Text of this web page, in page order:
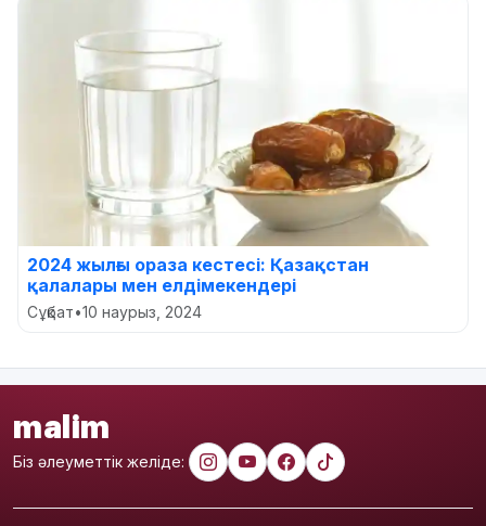
2024 жылғы ораза кестесі: Қазақстан
қалалары мен елдімекендері
Сұқбат•10 наурыз, 2024
malim
Біз әлеуметтік желіде: